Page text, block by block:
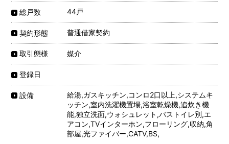
総戸数 44戸
契約形態 普通借家契約
取引態様 媒介
登録日
設備
給湯,ガスキッチン,コンロ2口以上,システムキ
ッチン,室内洗濯機置場,浴室乾燥機,追炊き機
能,独立洗面,ウォシュレット,バストイレ別,エ
アコン,TVインターホン,フローリング,収納,角
部屋,光ファイバー,CATV,BS,